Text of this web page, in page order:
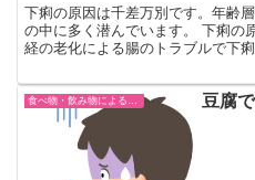
下痢の原因は千差万別です。年齢
の中に多く潜んでいます。 下痢の
経の老化による腸のトラブルで下
豆腐